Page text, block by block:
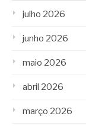
julho 2026
junho 2026
maio 2026
abril 2026
março 2026